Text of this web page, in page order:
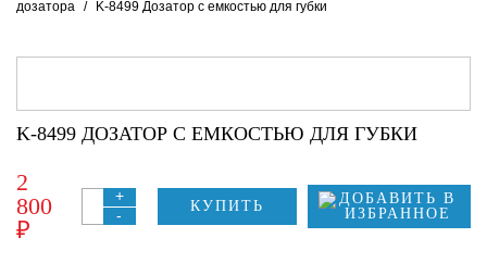
дозатора / K-8499 Дозатор с емкостью для губки
K-8499 ДОЗАТОР С ЕМКОСТЬЮ ДЛЯ ГУБКИ
2
800
₽
+
-
КУПИТЬ